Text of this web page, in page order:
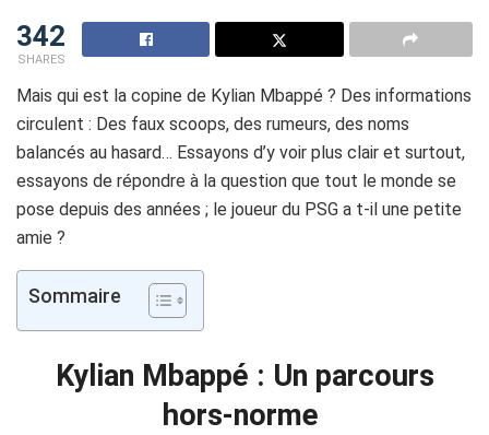
342
SHARES
Mais qui est la copine de Kylian Mbappé ? Des informations
circulent : Des faux scoops, des rumeurs, des noms
balancés au hasard… Essayons d’y voir plus clair et surtout,
essayons de répondre à la question que tout le monde se
pose depuis des années ; le joueur du PSG a t-il une petite
amie ?
Sommaire
Kylian Mbappé : Un parcours
hors-norme